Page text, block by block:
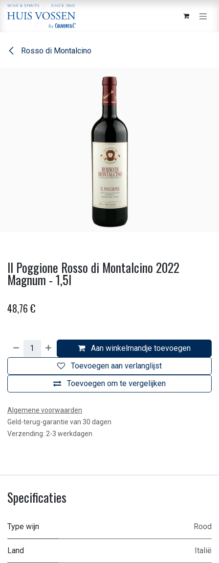
Overslaan naar inhoud
Rosso di Montalcino
Il Poggione Rosso di Montalcino 2022
Magnum - 1,5l
48,76 €
Aan winkelmandje toevoegen
Toevoegen om te vergelijken
Toevoegen aan verlanglijst
Algemene voorwaarden
Geld-terug-garantie van 30 dagen
Verzending: 2-3 werkdagen
Specificaties
Type wijn Rood
Land Italië